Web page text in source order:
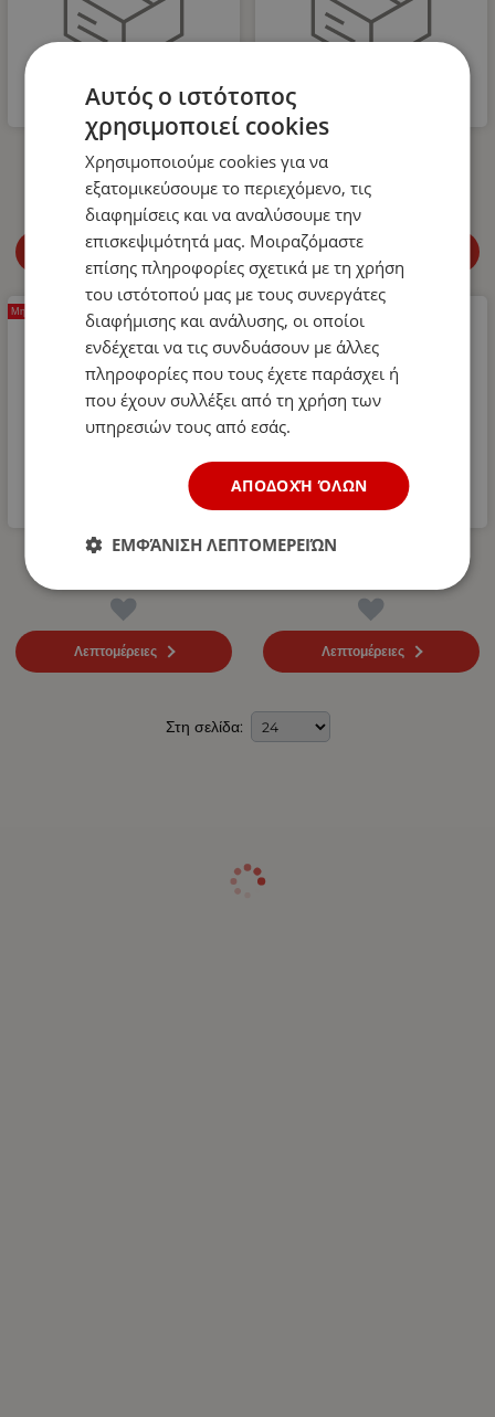
Δεματικά Καλωδίων 160/2.6
Λευκό 100 Τεμάχια
Λεπτομέρειες
Λευκό 100 Τεμάχια
Λεπτομέρειες
Δεματικά Καλωδίων 98/2.5
Λεπτομέρειες
Μη διαθέσιμο
Δεματικά Καλωδίων 98/2.5
Λεπτομέρειες
Στη σελίδα:
Αυτός ο ιστότοπος
χρησιμοποιεί cookies
Χρησιμοποιούμε cookies για να
εξατομικεύσουμε το περιεχόμενο, τις
διαφημίσεις και να αναλύσουμε την
επισκεψιμότητά μας. Μοιραζόμαστε
επίσης πληροφορίες σχετικά με τη χρήση
του ιστότοπού μας με τους συνεργάτες
διαφήμισης και ανάλυσης, οι οποίοι
ενδέχεται να τις συνδυάσουν με άλλες
πληροφορίες που τους έχετε παράσχει ή
που έχουν συλλέξει από τη χρήση των
υπηρεσιών τους από εσάς.
ΑΠΟΔΟΧΉ ΌΛΩΝ
ΕΜΦΆΝΙΣΗ ΛΕΠΤΟΜΕΡΕΙΏΝ